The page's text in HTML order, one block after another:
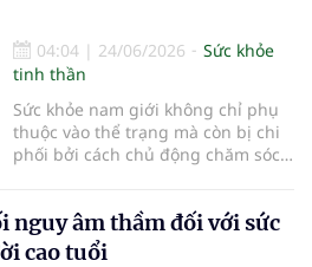
04:04 | 24/06/2026
Sức khỏe
tinh thần
Sức khỏe nam giới không chỉ phụ
thuộc vào thể trạng mà còn bị chi
phối bởi cách chủ động chăm sóc
quen và nhận thức có thể tạo ra
khác biệt lớn về lâu dài...
nguy âm thầm đối với sức
cao tuổi